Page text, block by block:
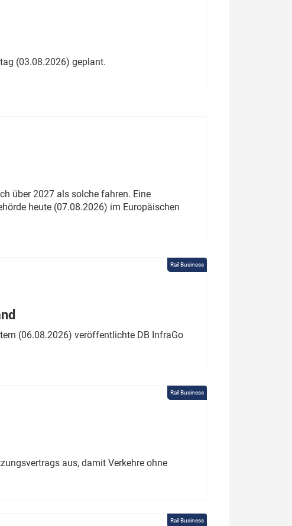
(03.08.2026) geplant.
über 2027 als solche fahren. Eine
heute (07.08.2026) im Europäischen
Rail Business
(06.08.2026) veröffentlichte DB InfraGo
Rail Business
aus, damit Verkehre ohne
Rail Business